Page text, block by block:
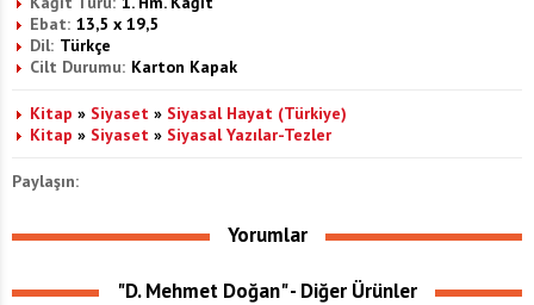
Ebat: 13,5 x 19,5
Dil: Türkçe
Cilt Durumu: Karton Kapak
Kitap » Siyaset » Siyasal Hayat (Türkiye)
Kitap » Siyaset » Siyasal Yazılar-Tezler
Paylaşın:
Yorumlar
"D. Mehmet Doğan" - Diğer Ürünler